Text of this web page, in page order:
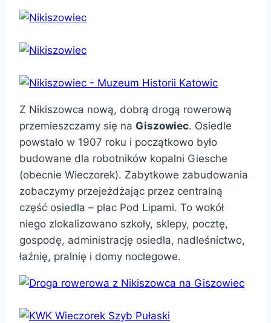
Z Nikiszowca nową, dobrą drogą rowerową
przemieszczamy się na Giszowiec. Osiedle
powstało w 1907 roku i początkowo było
budowane dla robotników kopalni Giesche
(obecnie Wieczorek). Zabytkowe zabudowania
zobaczymy przejeżdżając przez centralną
część osiedla – plac Pod Lipami. To wokół
niego zlokalizowano szkoły, sklepy, pocztę,
gospodę, administrację osiedla, nadleśnictwo,
łaźnię, pralnię i domy noclegowe.